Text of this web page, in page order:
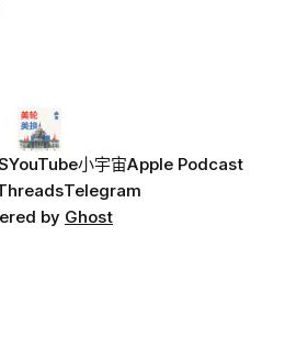
YouTube小宇宙Apple Podcast
Telegram
by Ghost